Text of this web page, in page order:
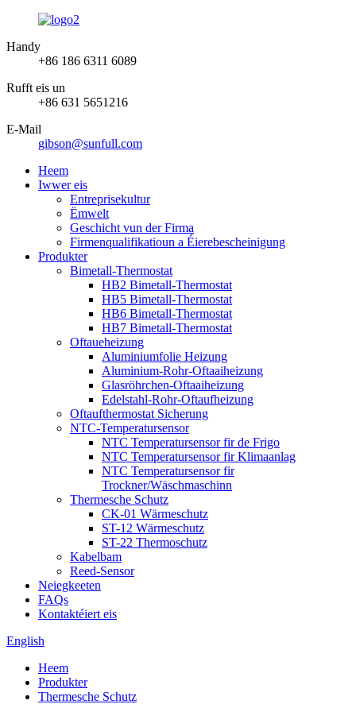
Handy
+86 186 6311 6089
Rufft eis un
+86 631 5651216
E-Mail
gibson@sunfull.com
Heem
Iwwer eis
Entreprisekultur
Ëmwelt
Geschicht vun der Firma
Firmenqualifikatioun a Éierebescheinigung
Produkter
Bimetall-Thermostat
HB2 Bimetall-Thermostat
HB5 Bimetall-Thermostat
HB6 Bimetall-Thermostat
HB7 Bimetall-Thermostat
Oftaueheizung
Aluminiumfolie Heizung
Aluminium-Rohr-Oftaaiheizung
Glasröhrchen-Oftaaiheizung
Edelstahl-Rohr-Oftaufheizung
Oftaufthermostat Sicherung
NTC-Temperatursensor
NTC Temperatursensor fir de Frigo
NTC Temperatursensor fir Klimaanlag
NTC Temperatursensor fir
Trockner/Wäschmaschinn
Thermesche Schutz
CK-01 Wärmeschutz
ST-12 Wärmeschutz
ST-22 Thermoschutz
Kabelbam
Reed-Sensor
Neiegkeeten
FAQs
Kontaktéiert eis
English
Heem
Produkter
Thermesche Schutz